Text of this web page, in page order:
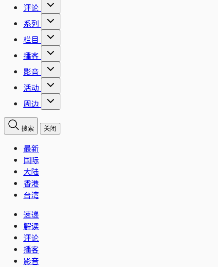
评论
系列
栏目
播客
影音
活动
周边
搜索 关闭
最新
国际
大陆
香港
台湾
速递
解读
评论
播客
影音